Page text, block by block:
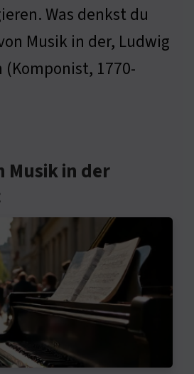
Was denkst du
Musik in der, Ludwig
1770-
Musik in der